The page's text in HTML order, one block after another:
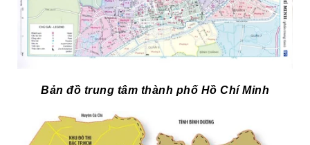
Bản đồ trung tâm thành phố Hồ Chí Minh